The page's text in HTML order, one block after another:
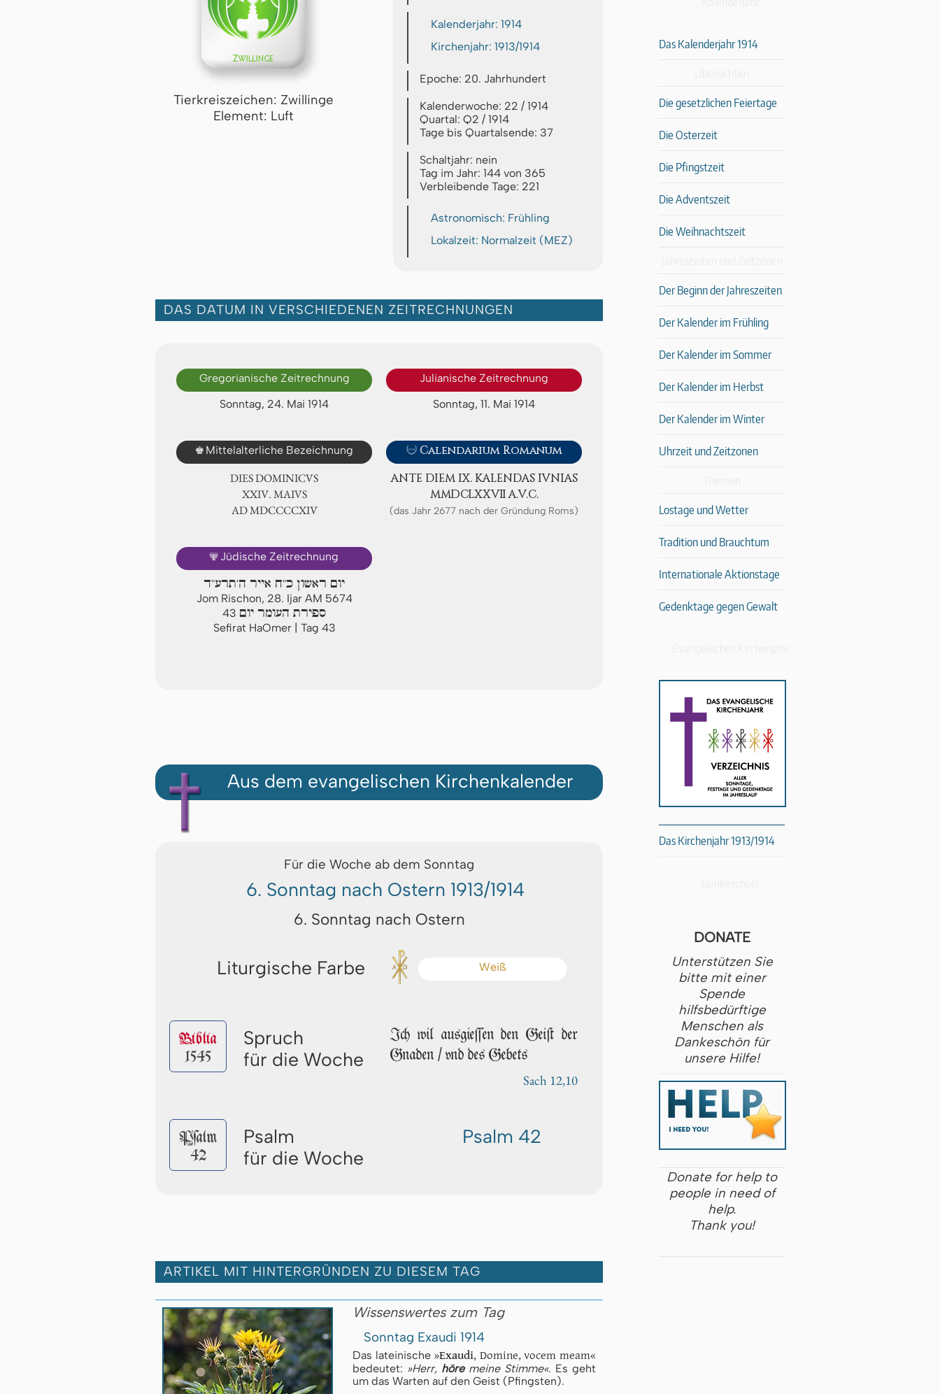
Tierkreiszeichen: Zwillinge
Element: Luft
Kalenderjahr: 1914
Kirchenjahr: 1913/1914
Epoche: 20. Jahrhundert
Kalenderwoche: 22 / 1914
Quartal: Q2 / 1914
Tage bis Quartalsende: 37
Schaltjahr: nein
Tag im Jahr: 144 von 365
Verbleibende Tage: 221
Astronomisch: Frühling
Lokalzeit: Normalzeit (MEZ)
DAS DATUM IN VERSCHIEDENEN ZEITRECHNUNGEN
Gregorianische Zeitrechnung
Sonntag, 24. Mai 1914
Julianische Zeitrechnung
Sonntag, 11. Mai 1914
♚ Mittelalterliche Bezeichnung
DIES DOMINICUS
ⅩⅩⅣ. MAIVS
AD ⅯⅮⅭⅭⅭⅭⅩⅣ
 Calendarium Romanum
ANTE DIEM IX. KA­LEN­DAS IVNIAS
ⅯⅯⅮⅭⅬⅩⅩⅦ A.V.C.
(das Jahr 2677 nach der Gründung Roms)
🕎 Jüdische Zeitrechnung
יום ראשון כ"ח אייר ה'תרע"ד
Jom Rischon, 28. Ijar AM 5674
43 ספירת העומר יום
Sefirat HaOmer | Tag 43
Aus dem evangelischen Kirchenkalender
Für die Woche ab dem Sonntag
6. Sonntag nach Ostern 1913/1914
6. Sonntag nach Ostern
Liturgische Farbe Weiß
Biblia
1545
Spruch
für die Woche
Ich wil ausgieſſen den Geiſt der
Gnaden / vnd des Gebets
Sach 12,10
Pſalm
42
Psalm
für die Woche
Psalm 42
ARTIKEL MIT HINTERGRÜNDEN ZU DIESEM TAG
Wissenswertes zum Tag
Sonntag Exaudi 1914
Das lateinische »Exaudi, Domine, vocem meam«
bedeutet: »Herr, höremeine Stimme«. Es geht
um das Warten auf den Geist (Pfingsten).
Das Kalenderjahr 1914
Die gesetzlichen Feiertage
Die Osterzeit
Die Pfingstzeit
Die Adventszeit
Die Weihnachtszeit
Der Beginn der Jahreszeiten
Der Kalender im Frühling
Der Kalender im Sommer
Der Kalender im Herbst
Der Kalender im Winter
Uhrzeit und Zeitzonen
Lostage und Wetter
Tradition und Brauchtum
Internationale Aktionstage
Gedenktage gegen Gewalt
Das Kirchenjahr 1913/1914
DONATE
Unterstützen Sie
bitte mit einer
Spende
hilfsbedürftige
Menschen als
Dankeschön für
unsere Hilfe!
Donate for help to
people in need of
help.
Thank you!